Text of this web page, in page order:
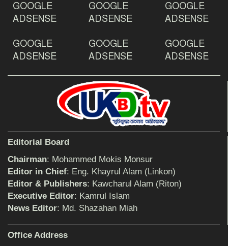
দেশ রক্ষায় প্রগতিশীল সাংবাদিকদের ভুমিকা গুরুত্বপূর্ণ
-মহিবুল হাসান চৌধুরী
আহলে সুন্নাত এর কার্যক্রম বাস্তবায়নের আহ্বান
বিমানের সিলেট-ম্যানচেস্টার সরাসরি ফ্লাইট চালু হচ্ছে
সোমবার
GOOGLE
ADSENSE
GOOGLE
ADSENSE
GOOGLE
ADSENSE
GOOGLE
ADSENSE
GOOGLE
ADSENSE
GOOGLE
ADSENSE
Editorial Board
Chairman: Mohammed Mokis Monsur
Editor in Chief: Eng. Khayrul Alam (Linkon)
Editor & Publishers: Kawcharul Alam (Riton)
Executive Editor: Kamrul Islam
News Editor: Md. Shazahan Miah
Office Address